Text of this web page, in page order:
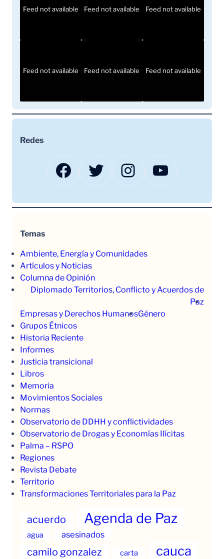
Feed not available Feed not available Feed not available
Feed not available Feed not available Feed not available
Redes
Facebook Twitter Instagram YouTube
Temas
Ambiente, Energía y Comunidades
Artículos y Noticias
Columna de Opinión
Diplomado Territorios, Conflicto y Acuerdos de
Paz
Empresas y Derechos HumanosGénero
Grupos Étnicos
Historia Reciente
Informes
Justicia transicional
Libros
Memoria
Movimientos Sociales
Normas
Observatorio de DDHH y conflictividades
Observatorio de Drogas y Economías Ilícitas
Palma – RSPO
Regiones
Revista Debate
Territorio
Transformaciones Territoriales para la Paz
acuerdo Agenda de Paz
agua asesinados
camilo gonzalez carta cauca